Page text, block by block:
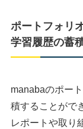
ポートフォリ
学習履歴の蓄
manabaのポー
積することがで
レポートや取り